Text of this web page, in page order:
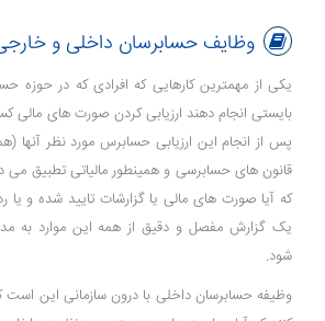
وظایف حسابرسان داخلی و
یکی از مهمترین کارهایی که افرادی که در حوزه
بایستی انجام دهند ارزیابی کردن صورت های مالی
پس از انجام این ارزیابی حسابرس مورد نظر آنها
قانون های حسابرسی و همینطور مالیاتی تطبیق
که آیا صورت های مالی یا گزارشات تایید شده و یا
یک گزارش مفصل و دقیق از همه این موارد به
شود.
وظیفه حسابرسان داخلی با درون سازمانی این است